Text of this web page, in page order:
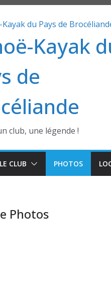
Kayak
de
club, une légende !
LE CLUB PHOTOS
Photos